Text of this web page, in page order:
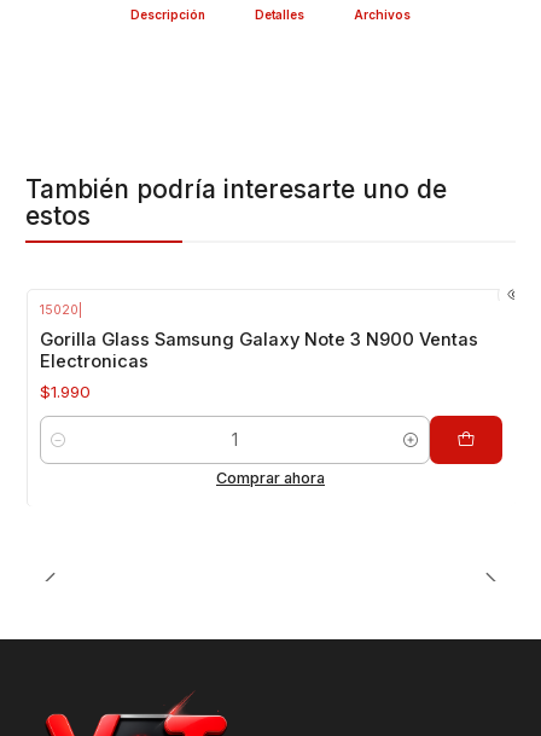
Descripción Detalles Archivos
También podría interesarte uno de
estos
15020
Gorilla Glass Samsung Galaxy Note 3 N900 Ventas
Electronicas
$1.990
Cantidad
Comprar ahora